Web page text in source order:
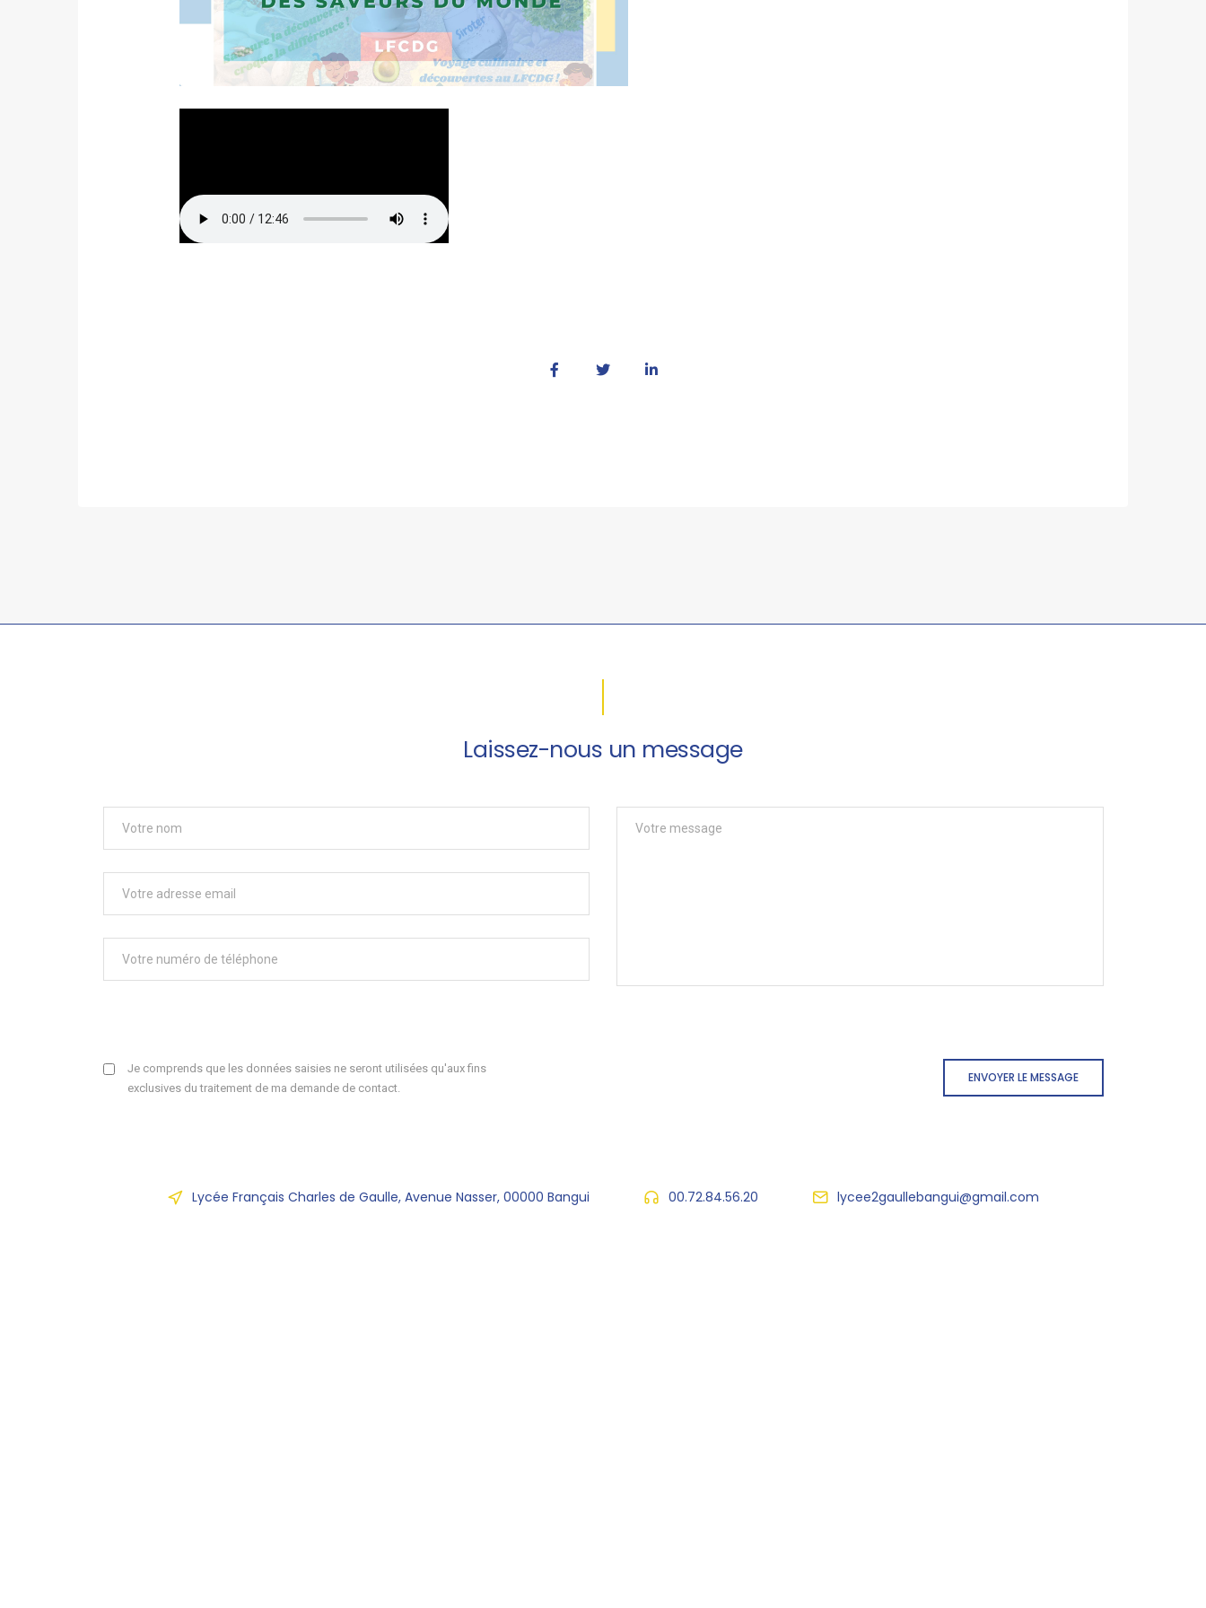
Laissez-nous un message
Je comprends que les données saisies ne seront utilisées qu'aux fins
exclusives du traitement de ma demande de contact.
ENVOYER LE MESSAGE
Lycée Français Charles de Gaulle, Avenue Nasser, 00000 Bangui 00.72.84.56.20 lycee2gaullebangui@gmail.com